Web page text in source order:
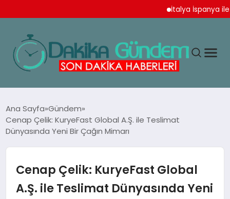
İtalya İspanya ile
TEKNOLOJI
SPOR
YAŞAM
Ana Sayfa Gündem
Cenap Çelik: KuryeFast Global A.Ş. ile Teslimat
Dünyasında Yeni Bir Çağın Mimarı
Cenap Çelik: KuryeFast Global
A.Ş. ile Teslimat Dünyasında Yeni